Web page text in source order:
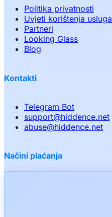
Politika privatnosti
Uvjeti korištenja usluga
Partneri
Looking Glass
Blog
Kontakti
Telegram Bot
support@hiddence.net
abuse@hiddence.net
Načini plaćanja